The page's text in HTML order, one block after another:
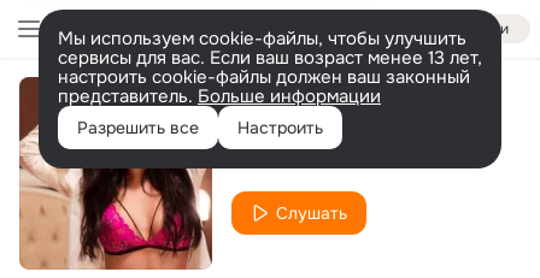
Войти
Мы используем cookie-файлы, чтобы улучшить
сервисы для вас. Если ваш возраст менее 13 лет,
настроить cookie-файлы должен ваш законный
представитель. Больше информации
Разрешить все Настроить
Vrei Sa Ma...
Слушать